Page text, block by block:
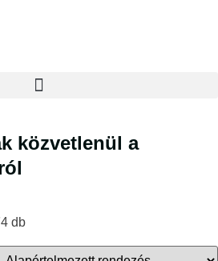
közvetlenül a
db